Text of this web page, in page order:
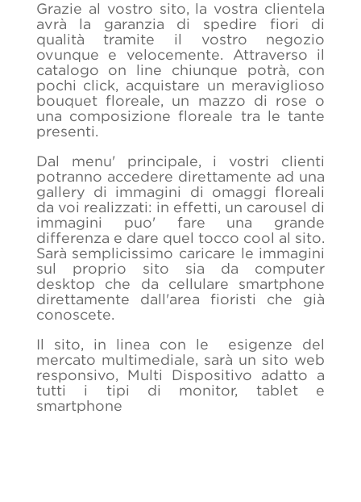
Grazie al vostro sito, la vostra clientela
avrà la garanzia di spedire fiori di
qualità tramite il vostro negozio
ovunque e velocemente. Attraverso il
catalogo on line chiunque potrà, con
pochi click, acquistare un meraviglioso
bouquet floreale, un mazzo di rose o
una composizione floreale tra le tante
presenti.
Dal menu' principale, i vostri clienti
potranno accedere direttamente ad una
gallery di immagini di omaggi floreali
da voi realizzati: in effetti, un carousel di
immagini puo' fare una grande
differenza e dare quel tocco cool al sito.
Sarà semplicissimo caricare le immagini
sul proprio sito sia da computer
desktop che da cellulare smartphone
direttamente dall'area fioristi che già
conoscete.
Il sito, in linea con le esigenze del
mercato multimediale, sarà un sito web
responsivo, Multi Dispositivo adatto a
tutti i tipi di monitor, tablet e
smartphone